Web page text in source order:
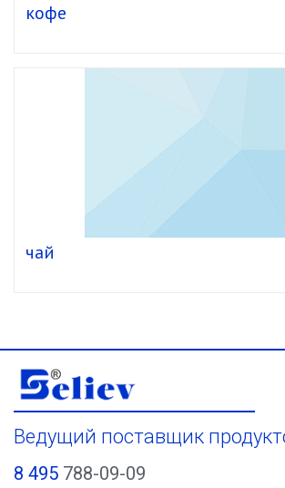
кофе
чай
Ведущий поставщик
8 495 788-09-09